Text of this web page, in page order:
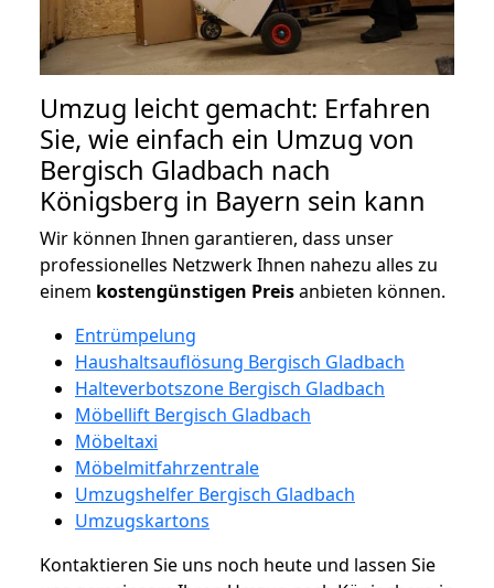
Umzug leicht gemacht: Erfahren
Sie, wie einfach ein Umzug von
Bergisch Gladbach nach
Königsberg in Bayern sein kann
Wir können Ihnen garantieren, dass unser
professionelles Netzwerk Ihnen nahezu alles zu
einem kostengünstigen Preisanbieten können.
Entrümpelung
Haushaltsauflösung Bergisch Gladbach
Halteverbotszone Bergisch Gladbach
Möbellift Bergisch Gladbach
Möbeltaxi
Möbelmitfahrzentrale
Umzugshelfer Bergisch Gladbach
Umzugskartons
Kontaktieren Sie uns noch heute und lassen Sie